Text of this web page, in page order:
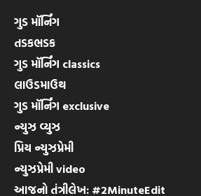
ગુડ મૉર્નિંગ
તડકભડક
ગુડ મૉર્નિંગ classics
લાઉડમાઉથ
ગુડ મૉર્નિંગ exclusive
ન્યુઝ વ્યુઝ
પ્રિય ન્યુઝપ્રેમી
ન્યુઝપ્રેમી video
આજનો તંત્રીલેખ: #2MinuteEdit